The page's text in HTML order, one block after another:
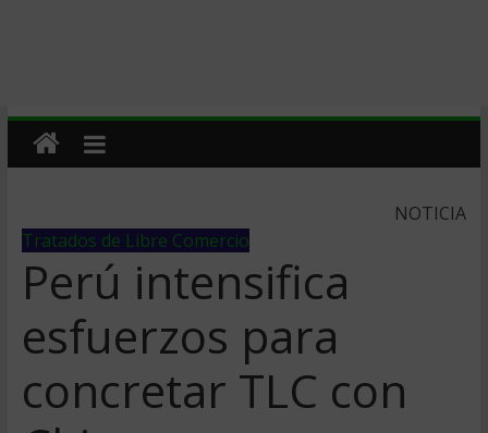
NOTICIA
Tratados de Libre Comercio
Perú intensifica
esfuerzos para
concretar TLC con